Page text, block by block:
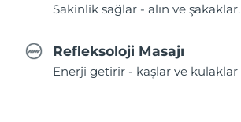
Sakinlik sağlar - alın ve şakaklar.
Refleksoloji Masajı
Enerji getirir - kaşlar ve kulaklar